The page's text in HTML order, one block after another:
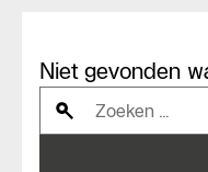
Niet gevonden